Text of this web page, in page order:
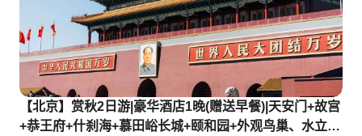
【北京】赏秋2日游|豪华酒店1晚(赠送早餐)|天安门+故宫
+恭王府+什刹海+慕田峪长城+颐和园+外观鸟巢、水立